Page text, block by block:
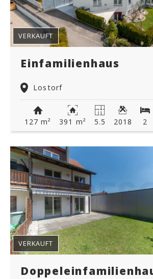
Einfamilienhaus
Lostorf
VERKAUFT
127 m² 391 m² 5.5 2018 2
VERKAUFT